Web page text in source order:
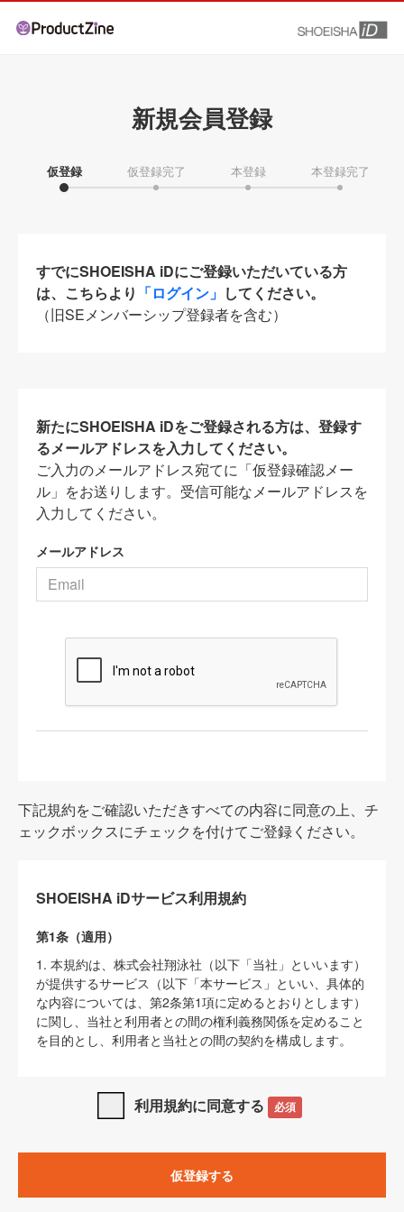
新規会員登録
仮登録 仮登録完了 本登録 本登録完了
すでにSHOEISHA iDにご登録いただいている方
は、こちらより 「ログイン」 してください。
（旧SEメンバーシップ登録者を含む）
新たにSHOEISHA iDをご登録される方は、登録す
るメールアドレスを入力してください。
ご入力のメールアドレス宛てに「仮登録確認メー
ル」をお送りします。受信可能なメールアドレスを
入力してください。
メールアドレス
下記規約をご確認いただきすべての内容に同意の上、チ
ェックボックスにチェックを付けてご登録ください。
SHOEISHA iDサービス利用規約
第1条（適用）
1. 本規約は、株式会社翔泳社（以下「当社」といいます）
が提供するサービス（以下「本サービス」といい、具体的
な内容については、第2条第1項に定めるとおりとします）
に関し、当社と利用者との間の権利義務関係を定めること
を目的とし、利用者と当社との間の契約を構成します。
SHOEISHA iDプライバシーポリシー」及び「
サイト上でのデータの利用について（Cookieポリシー）
3. 本規約の内容と、前項に記載する定めその他当社が定め
利用規約に同意する 必須
仮登録する